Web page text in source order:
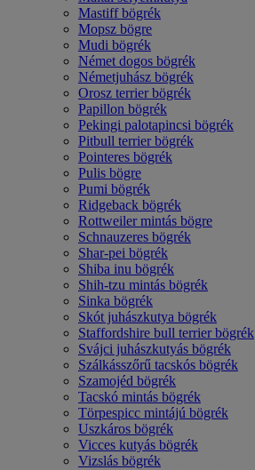
Mastiff bögrék
Mopsz bögre
Mudi bögrék
Német dogos bögrék
Németjuhász bögrék
Orosz terrier bögrék
Papillon bögrék
Pekingi palotapincsi bögrék
Pitbull terrier bögrék
Pointeres bögrék
Pulis bögre
Pumi bögrék
Ridgeback bögrék
Rottweiler mintás bögre
Schnauzeres bögrék
Shar-pei bögrék
Shiba inu bögrék
Shih-tzu mintás bögrék
Sinka bögrék
Skót juhászkutya bögrék
Staffordshire bull terrier bögrék
Svájci juhászkutyás bögrék
Szálkásszőrű tacskós bögrék
Szamojéd bögrék
Tacskó mintás bögrék
Törpespicc mintájú bögrék
Uszkáros bögrék
Vicces kutyás bögrék
Vizslás bögrék